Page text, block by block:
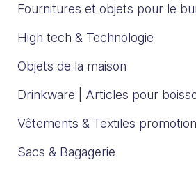
Fournitures et objets pour le
High tech & Technologie
Objets de la maison
Drinkware | Articles pour
Vêtements & Textiles
Sacs & Bagagerie